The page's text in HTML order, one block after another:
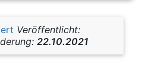
Veröffentlicht:
22.10.2021